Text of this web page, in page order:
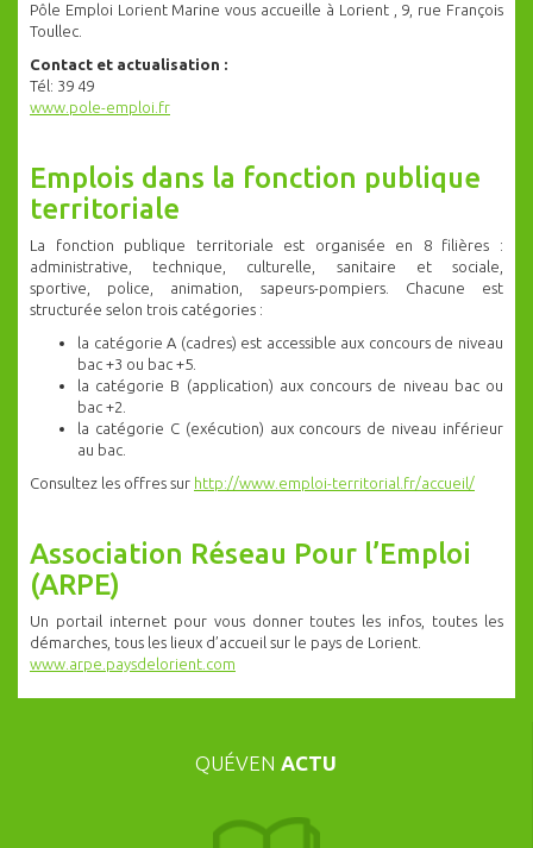
Pôle Emploi Lorient Marine vous accueille à Lorient , 9, rue François
Toullec.
Contact et actualisation :
Tél: 39 49
www.pole-emploi.fr
Emplois dans la fonction publique
territoriale
La fonction publique territoriale est organisée en 8 filières :
administrative, technique, culturelle, sanitaire et sociale,
sportive, police, animation, sapeurs-pompiers. Chacune est
structurée selon trois catégories :
la catégorie A (cadres) est accessible aux concours de niveau
bac +3 ou bac +5.
la catégorie B (application) aux concours de niveau bac ou
bac +2.
la catégorie C (exécution) aux concours de niveau inférieur
au bac.
Consultez les offres sur http://www.emploi-territorial.fr/accueil/
Association Réseau Pour l’Emploi
(ARPE)
Un portail internet pour vous donner toutes les infos, toutes les
démarches, tous les lieux d’accueil sur le pays de Lorient.
www.arpe.paysdelorient.com
QUÉVEN ACTU